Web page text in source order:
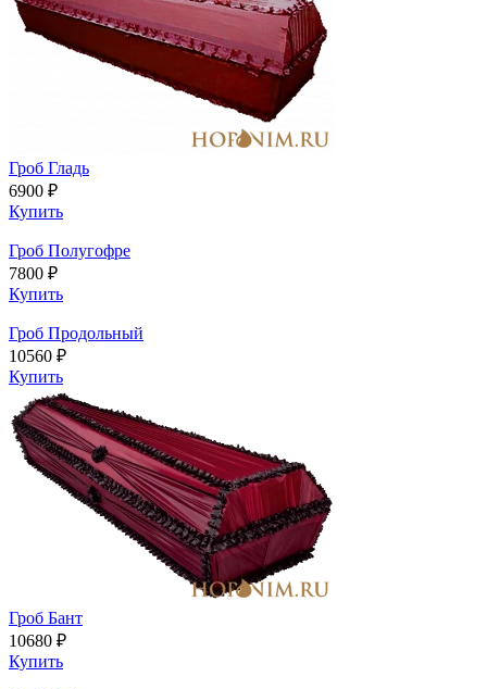
Гроб Гладь
6900 ₽
Купить
Гроб Полугофре
7800 ₽
Купить
Гроб Продольный
10560 ₽
Купить
Гроб Бант
10680 ₽
Купить